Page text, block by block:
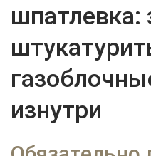
шпатлевка:
изнутри